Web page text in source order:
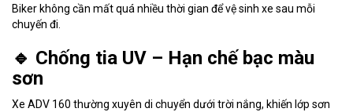
Biker không cần mất quá nhiều thời gian để vệ sinh xe sau mỗi
chuyến đi.
🔹 Chống tia UV – Hạn chế bạc màu
sơn
Xe ADV 160 thường xuyên di chuyển dưới trời nắng, khiến lớp sơn